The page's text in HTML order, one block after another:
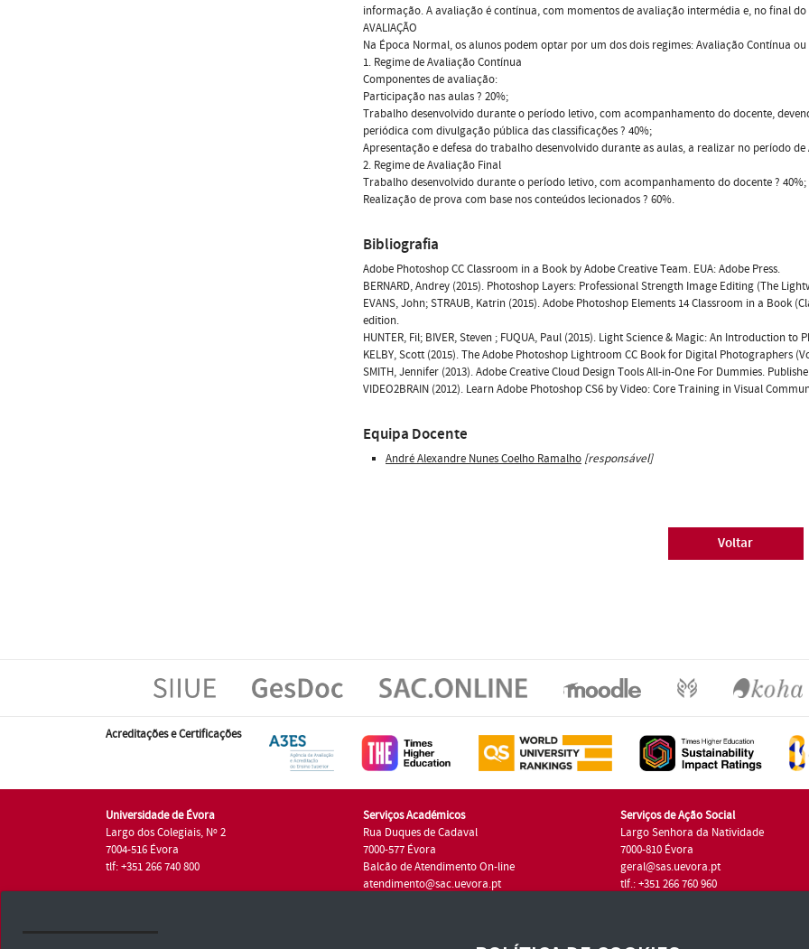
informação. A avaliação é contínua, com momentos de avaliação intermédia e, no final
AVALIAÇÃO
Na Época Normal, os alunos podem optar por um dos dois regimes: Avaliação Contínua
1. Regime de Avaliação Contínua
Componentes de avaliação:
Participação nas aulas ? 20%;
Trabalho desenvolvido durante o período letivo, com acompanhamento do docente,
periódica com divulgação pública das classificações ? 40%;
Apresentação e defesa do trabalho desenvolvido durante as aulas, a realizar no período
2. Regime de Avaliação Final
Trabalho desenvolvido durante o período letivo, com acompanhamento do docente ? 40%;
Realização de prova com base nos conteúdos lecionados ? 60%.
Bibliografia
Adobe Photoshop CC Classroom in a Book by Adobe Creative Team. EUA: Adobe Press.
BERNARD, Andrey (2015). Photoshop Layers: Professional Strength Image Editing (The
EVANS, John; STRAUB, Katrin (2015). Adobe Photoshop Elements 14 Classroom in a Book
edition.
HUNTER, Fil; BIVER, Steven ; FUQUA, Paul (2015). Light Science & Magic: An Introduction
KELBY, Scott (2015). The Adobe Photoshop Lightroom CC Book for Digital Photographers
SMITH, Jennifer (2013). Adobe Creative Cloud Design Tools All-in-One For Dummies.
VIDEO2BRAIN (2012). Learn Adobe Photoshop CS6 by Video: Core Training in Visual
Equipa Docente
André Alexandre Nunes Coelho Ramalho [responsável]
Voltar
Acreditações e Certificações
Universidade de Évora
Largo dos Colegiais, Nº 2
7004-516 Évora
tlf: +351 266 740 800
Serviços Académicos
Rua Duques de Cadaval
7000-577 Évora
Balcão de Atendimento On-line
atendimento@sac.uevora.pt
Serviços de Ação Social
Largo Senhora da Natividade
7000-810 Évora
geral@sas.uevora.pt
tlf.: +351 266 760 960